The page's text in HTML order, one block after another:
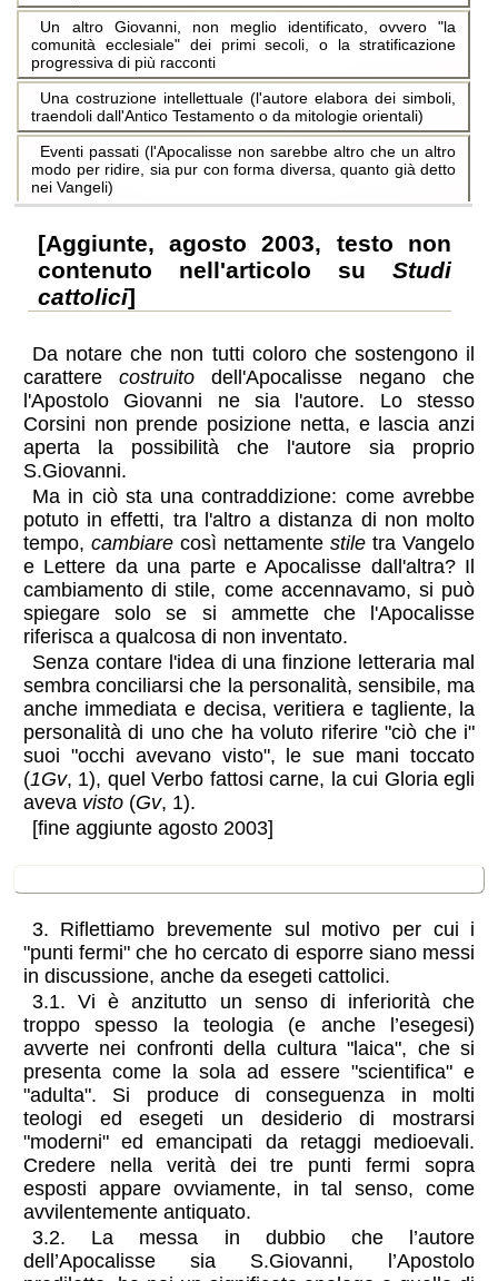
Un altro Giovanni, non meglio identificato, ovvero "la
comunità ecclesiale" dei primi secoli, o la stratificazione
progressiva di più racconti
Una costruzione intellettuale (l'autore elabora dei simboli,
traendoli dall'Antico Testamento o da mitologie orientali)
Eventi passati (l'Apocalisse non sarebbe altro che un altro
modo per ridire, sia pur con forma diversa, quanto già detto
nei Vangeli)
[aggiunte, agosto 2003, testo non
contenuto nell'articolo su Studi
cattolici]
Da notare che non tutti coloro che sostengono il
carattere costruitodell'Apocalisse negano che
l'Apostolo Giovanni ne sia l'autore. Lo stesso
Corsini non prende posizione netta, e lascia anzi
aperta la possibilità che l'autore sia proprio
S.Giovanni.
Ma in ciò sta una contraddizione: come avrebbe
potuto in effetti, tra l'altro a distanza di non molto
tempo, cambiarecosì nettamentestile tra Vangelo
e Lettere da una parte e Apocalisse dall'altra? Il
cambiamento di stile, come accennavamo, si può
spiegare solo se si ammette che l'Apocalisse
riferisca a qualcosa di non inventato.
Senza contare l'idea di una finzione letteraria mal
sembra conciliarsi che la personalità, sensibile, ma
anche immediata e decisa, veritiera e tagliente, la
personalità di uno che ha voluto riferire "ciò che i"
suoi "occhi avevano visto", le sue mani toccato
(1Gv, 1), quel Verbo fattosi carne, la cui Gloria egli
aveva visto(Gv, 1).
[fine aggiunte agosto 2003]
3. Riflettiamo brevemente sul motivo per cui i
"punti fermi" che ho cercato di esporre siano messi
in discussione, anche da esegeti cattolici.
3.1. Vi è anzitutto un senso di inferiorità che
troppo spesso la teologia (e anche l’esegesi)
avverte nei confronti della cultura "laica", che si
presenta come la sola ad essere "scientifica" e
"adulta". Si produce di conseguenza in molti
teologi ed esegeti un desiderio di mostrarsi
"moderni" ed emancipati da retaggi medioevali.
Credere nella verità dei tre punti fermi sopra
esposti appare ovviamente, in tal senso, come
avvilentemente antiquato.
3.2. La messa in dubbio che l’autore
dell’Apocalisse sia S.Giovanni, l’Apostolo